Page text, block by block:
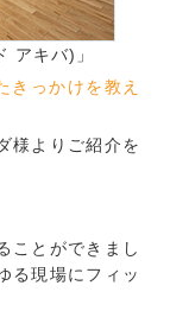
アキバ)」
っかけを教え
様よりご紹介を
ことができまし
る現場にフィッ